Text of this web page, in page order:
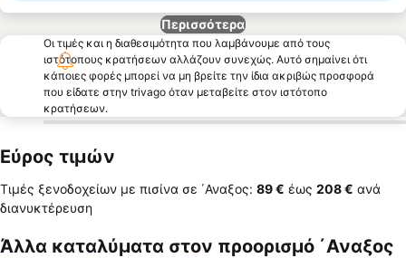
Περισσότερα
Οι τιμές και η διαθεσιμότητα που λαμβάνουμε από τους
ιστότοπους κρατήσεων αλλάζουν συνεχώς. Αυτό σημαίνει ότι
κάποιες φορές μπορεί να μη βρείτε την ίδια ακριβώς προσφορά
που είδατε στην trivago όταν μεταβείτε στον ιστότοπο
κρατήσεων.
Εύρος τιμών
Τιμές ξενοδοχείων με πισίνα σε ΄Αναξος: ‎89 € έως ‎208 € ανά
διανυκτέρευση
Άλλα καταλύματα στον προορισμό ΄Αναξος